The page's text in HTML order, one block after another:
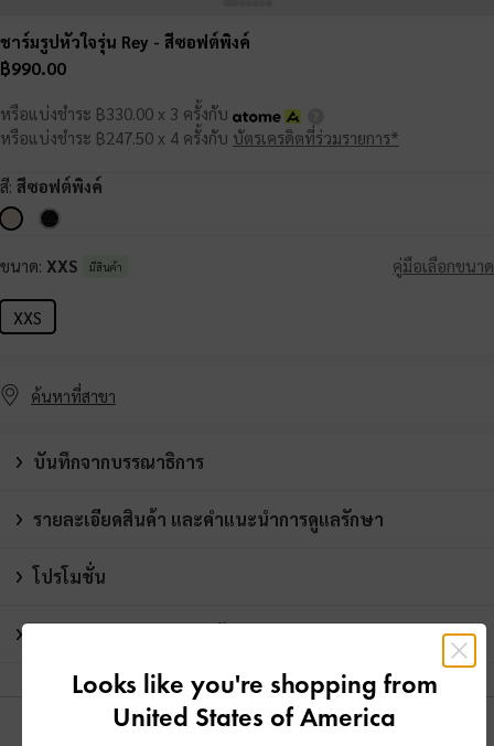
ชาร์มรูปหัวใจรุ่น Rey - สีซอฟต์พิงค์
฿990.00
หรือแบ่งชำระ ฿330.00 x 3 ครั้งกับ
หรือแบ่งชำระ ฿247.50 x 4 ครั้งกับ บัตรเครดิตที่ร่วมรายการ*
สี: สีซอฟต์พิงค์
ขนาด: XXS มีสินค้า คู่มือเลือกขนาด
XXS
ค้นหาที่สาขา
บันทึกจากบรรณาธิการ
รายละเอียดสินค้า และคำแนะนำการดูแลรักษา
โปรโมชั่น
Looks like you're shopping from
United States of America